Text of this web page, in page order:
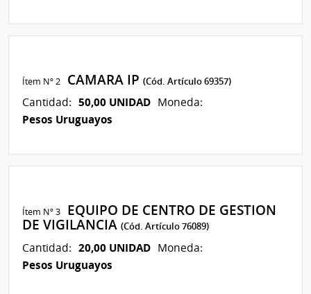
Ítem Nº 2 CAMARA IP(Cód. Artículo 69357)
Cantidad: 50,00 UNIDAD Moneda:
Pesos Uruguayos
Ítem Nº 3
EQUIPO DE CENTRO DE GESTION
DE VIGILANCIA(Cód. Artículo 76089)
Cantidad: 20,00 UNIDAD Moneda:
Pesos Uruguayos